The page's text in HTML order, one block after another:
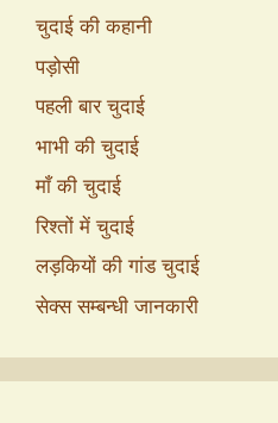
चुदाई की कहानी
पड़ोसी
पहली बार चुदाई
भाभी की चुदाई
माँ की चुदाई
रिश्तों में चुदाई
लड़कियों की गांड चुदाई
सेक्स सम्बन्धी जानकारी